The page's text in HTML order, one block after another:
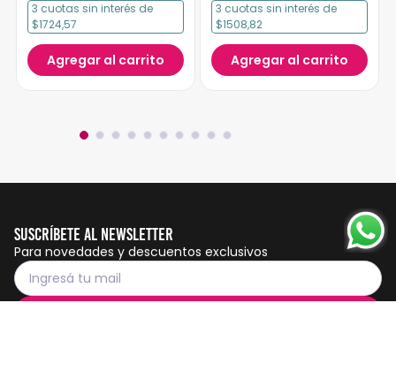
3 cuotas sin interés de
$1724,57
Agregar al carrito
3 cuotas sin interés de
$1508,82
Agregar al carrito
Suscríbete al Newsletter
Para novedades y descuentos exclusivos